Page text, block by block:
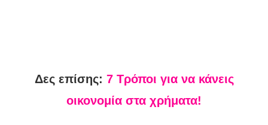
Δες επίσης: 7 Τρόποι για να κάνεις
οικονομία στα χρήματα!